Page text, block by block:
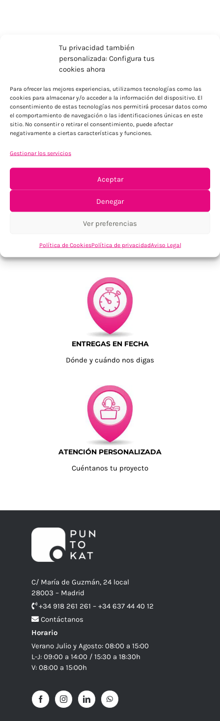
Tu privacidad también
personalizada: Configura tus
cookies ahora
Para ofrecer las mejores experiencias, utilizamos tecnologías como las
cookies para almacenar y/o acceder a la información del dispositivo. El
consentimiento de estas tecnologías nos permitirá procesar datos como
el comportamiento de navegación o las identificaciones únicas en este
sitio. No consentir o retirar el consentimiento, puede afectar
negativamente a ciertas características y funciones.
Gestionar los servicios
Aceptar
Denegar
Ver preferencias
Política de CookiesPolítica de privacidadAviso Legal
ENVÍOS ECONÓMICOS
ENTREGAS EN FECHA
Dónde y cuándo nos digas
ATENCIÓN PERSONALIZADA
Cuéntanos tu proyecto
C/ María de Guzmán, 24 local
28003 – Madrid
+34 918 261 261 – +34 637 44 40 12
Contáctanos
Horario
Verano Julio y Agosto: 08:00 a 15:00
L-J: 09:00 a 14:00 / 15:30 a 18:30h
V: 08:00 a 15:00h